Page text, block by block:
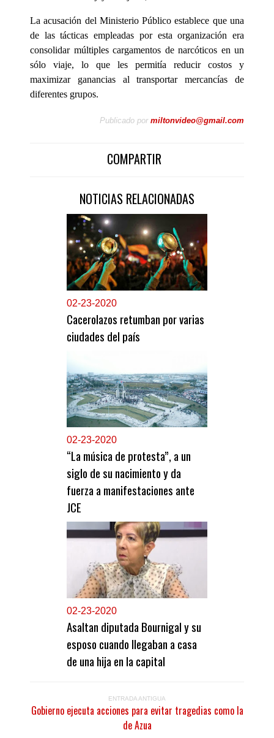
La acusación del Ministerio Público establece que una
de las tácticas empleadas por esta organización era
consolidar múltiples cargamentos de narcóticos en un
sólo viaje, lo que les permitía reducir costos y
maximizar ganancias al transportar mercancías de
diferentes grupos.
Publicado por miltonvideo@gmail.com
COMPARTIR
NOTICIAS RELACIONADAS
02-23-2020
Cacerolazos retumban por varias
ciudades del país
02-23-2020
“La música de protesta”, a un
siglo de su nacimiento y da
fuerza a manifestaciones ante
JCE
02-23-2020
Asaltan diputada Bournigal y su
esposo cuando llegaban a casa
de una hija en la capital
ENTRADA ANTIGUA
Gobierno ejecuta acciones para evitar tragedias como la
de Azua